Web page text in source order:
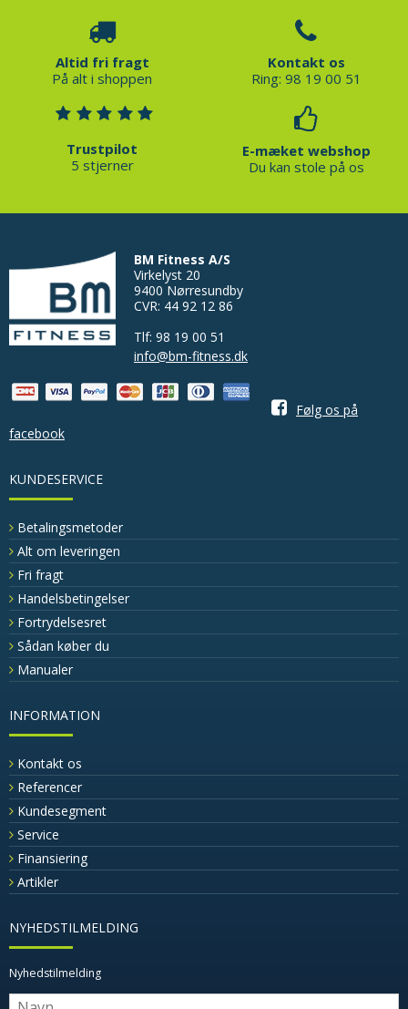
Altid fri fragt
På alt i shoppen
Kontakt os
Ring: 98 19 00 51
Trustpilot
5 stjerner
E-mæket webshop
Du kan stole på os
BM Fitness A/S
Virkelyst 20
9400 Nørresundby
CVR: 44 92 12 86
Tlf: 98 19 00 51
info@bm-fitness.dk
Følg os på
facebook
KUNDESERVICE
Betalingsmetoder
Alt om leveringen
Fri fragt
Handelsbetingelser
Fortrydelsesret
Sådan køber du
Manualer
INFORMATION
Kontakt os
Referencer
Kundesegment
Service
Finansiering
Artikler
NYHEDSTILMELDING
Nyhedstilmelding